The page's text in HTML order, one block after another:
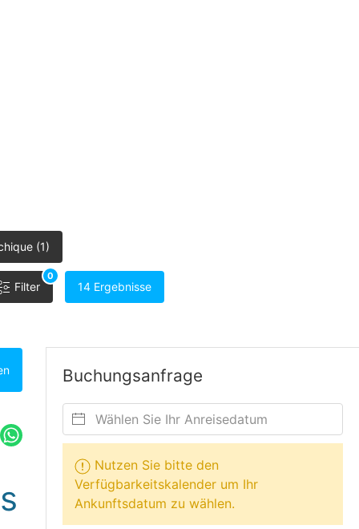
(1)
Filter
0
14 Ergebnisse
Buchungsanfrage
Nutzen Sie bitte den
Verfügbarkeitskalender um Ihr
Ankunftsdatum zu wählen.